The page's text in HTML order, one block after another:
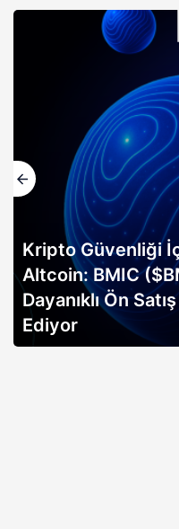
Kripto Güvenliği
Altcoin: BMIC
Dayanıklı Ön
Ediyor